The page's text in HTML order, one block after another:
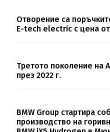
Отворение са
E-tech electric с цена
Третото поколение на
през 2022 г.
BMW Group стартира
производство на